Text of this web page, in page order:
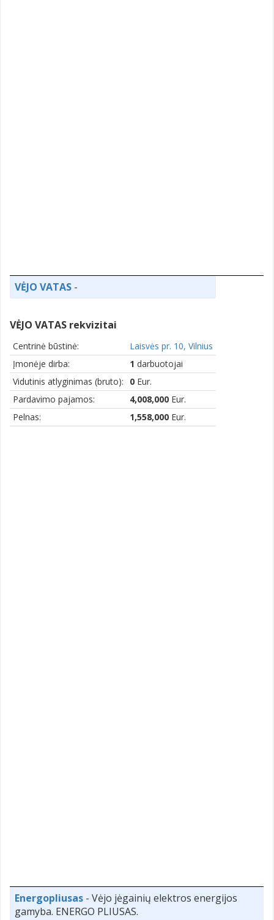
VĖJO VATAS -
VĖJO VATAS rekvizitai
Centrinė būstinė:
Laisvės pr. 10, Vilnius
Įmonėje dirba:
1 darbuotojai
Vidutinis atlyginimas (bruto):
0 Eur.
Pardavimo pajamos:
4,008,000 Eur.
Pelnas:
1,558,000 Eur.
Energopliusas - Vėjo jėgainių elektros energijos
gamyba. ENERGO PLIUSAS.